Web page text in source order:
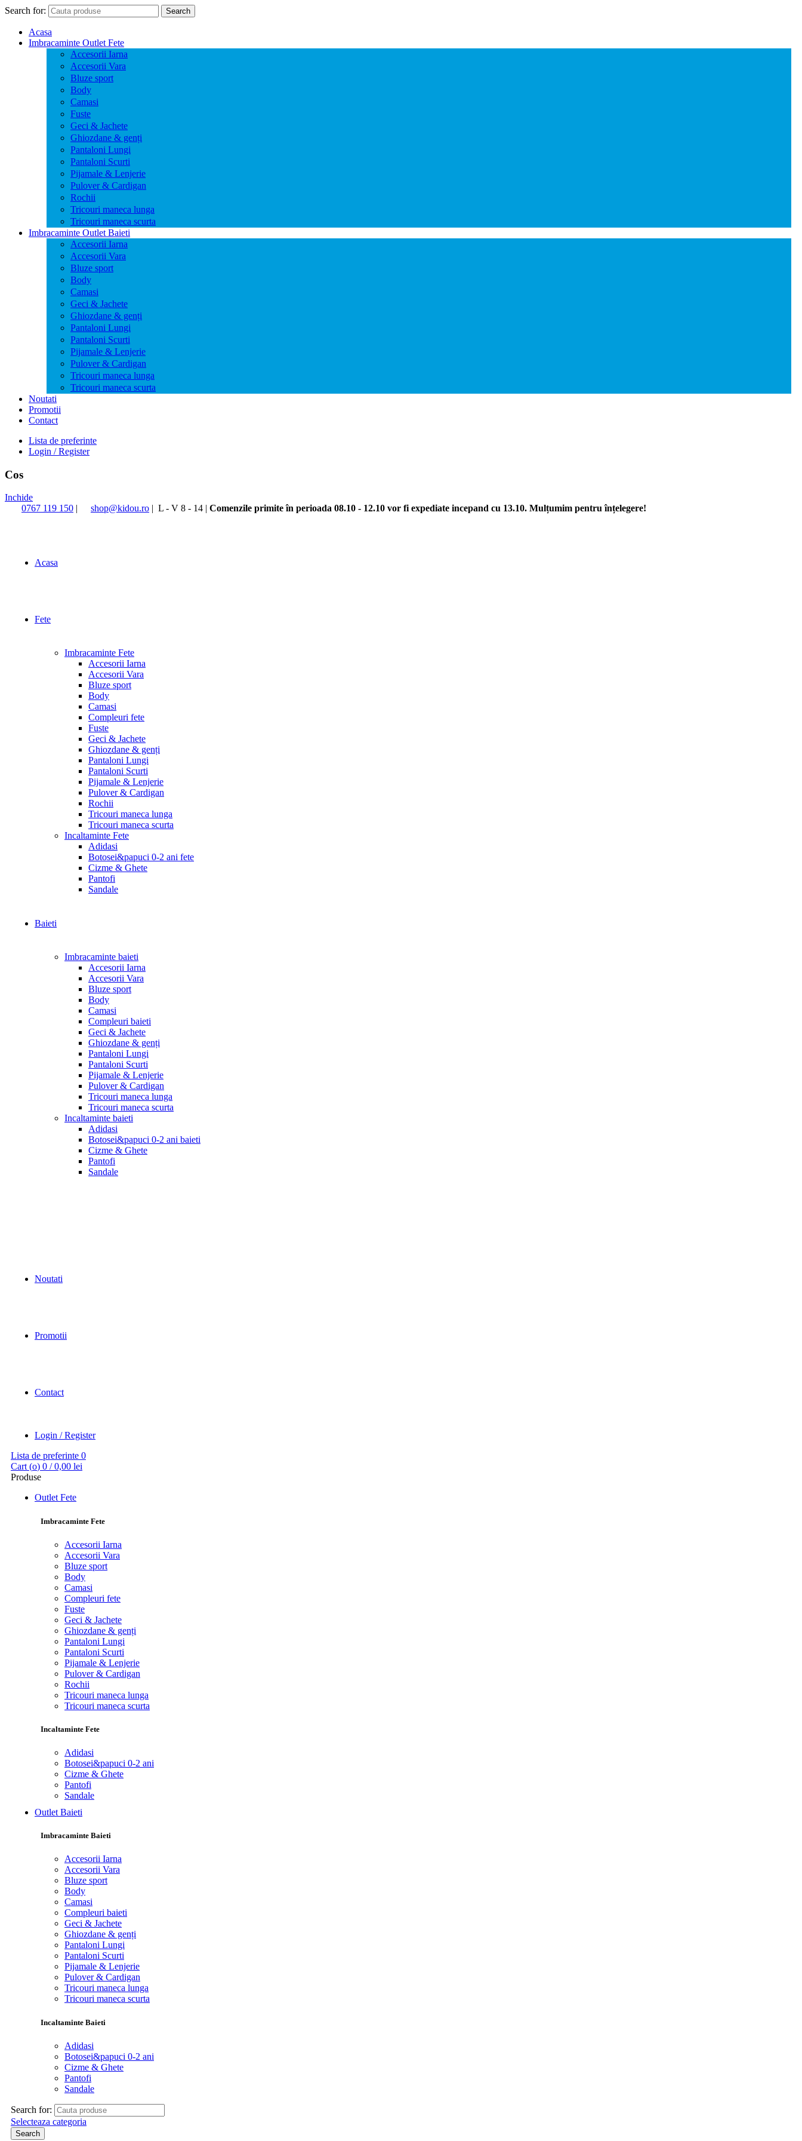
Search for: Search
Acasa
Imbracaminte Outlet Fete
Accesorii Iarna
Accesorii Vara
Bluze sport
Body
Camasi
Fuste
Geci & Jachete
Ghiozdane & genți
Pantaloni Lungi
Pantaloni Scurti
Pijamale & Lenjerie
Pulover & Cardigan
Rochii
Tricouri maneca lunga
Tricouri maneca scurta
Imbracaminte Outlet Baieti
Accesorii Iarna
Accesorii Vara
Bluze sport
Body
Camasi
Geci & Jachete
Ghiozdane & genți
Pantaloni Lungi
Pantaloni Scurti
Pijamale & Lenjerie
Pulover & Cardigan
Tricouri maneca lunga
Tricouri maneca scurta
Noutati
Promotii
Contact
Lista de preferinte
Login / Register
Cos
Inchide
0767 119 150 | shop@kidou.ro | L - V 8 - 14 | Comenzile primite în perioada 08.10 - 12.10 vor fi expediate incepand cu 13.10. Mulțumim pentru înțelegere!
Acasa
Fete
Imbracaminte Fete
Accesorii Iarna
Accesorii Vara
Bluze sport
Body
Camasi
Compleuri fete
Fuste
Geci & Jachete
Ghiozdane & genți
Pantaloni Lungi
Pantaloni Scurti
Pijamale & Lenjerie
Pulover & Cardigan
Rochii
Tricouri maneca lunga
Tricouri maneca scurta
Incaltaminte Fete
Adidasi
Botosei&papuci 0-2 ani fete
Cizme & Ghete
Pantofi
Sandale
Baieti
Imbracaminte baieti
Accesorii Iarna
Accesorii Vara
Bluze sport
Body
Camasi
Compleuri baieti
Geci & Jachete
Ghiozdane & genți
Pantaloni Lungi
Pantaloni Scurti
Pijamale & Lenjerie
Pulover & Cardigan
Tricouri maneca lunga
Tricouri maneca scurta
Incaltaminte baieti
Adidasi
Botosei&papuci 0-2 ani baieti
Cizme & Ghete
Pantofi
Sandale
Noutati
Promotii
Contact
Login / Register
Lista de preferinte 0
Cart (o) 0 / 0,00 lei
Produse
Outlet Fete
Imbracaminte Fete
Accesorii Iarna
Accesorii Vara
Bluze sport
Body
Camasi
Compleuri fete
Fuste
Geci & Jachete
Ghiozdane & genți
Pantaloni Lungi
Pantaloni Scurti
Pijamale & Lenjerie
Pulover & Cardigan
Rochii
Tricouri maneca lunga
Tricouri maneca scurta
Incaltaminte Fete
Adidasi
Botosei&papuci 0-2 ani
Cizme & Ghete
Pantofi
Sandale
Outlet Baieti
Imbracaminte Baieti
Accesorii Iarna
Accesorii Vara
Bluze sport
Body
Camasi
Compleuri baieti
Geci & Jachete
Ghiozdane & genți
Pantaloni Lungi
Pantaloni Scurti
Pijamale & Lenjerie
Pulover & Cardigan
Tricouri maneca lunga
Tricouri maneca scurta
Incaltaminte Baieti
Adidasi
Botosei&papuci 0-2 ani
Cizme & Ghete
Pantofi
Sandale
Search for:
Selecteaza categoria
Search